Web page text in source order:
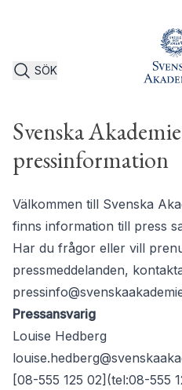
SÖK
Svenska
pressinformation
Välkommen till Svenska
finns information till press
Har du frågor eller vill
pressmeddelanden,
Pressansvarig
Louise Hedberg
[08-555 125 02](tel:08-555